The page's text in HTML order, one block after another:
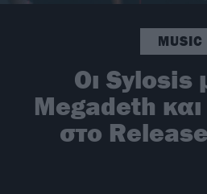
MUSIC
Οι Sylosis
Megadeth
στο